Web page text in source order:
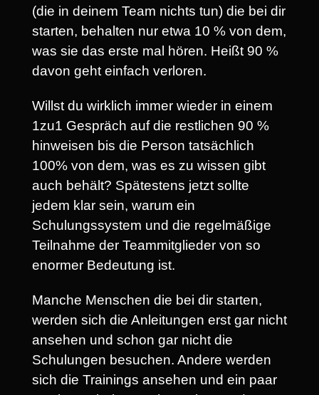
(die in deinem Team nichts tun) die bei dir
starten, behalten nur etwa 10 % von dem,
was sie das erste mal hören. Heißt 90 %
davon geht einfach verloren.
Willst du wirklich immer wieder in einem
1zu1 Gespräch auf die restlichen 90 %
hinweisen bis die Person tatsächlich
100% von dem, was es zu wissen gibt
auch behält? Spätestens jetzt sollte
jedem klar sein, warum ein
Schulungssystem und die regelmäßige
Teilnahme der Teammitglieder von so
enormer Bedeutung ist.
Manche Menschen die bei dir starten,
werden sich die Anleitungen erst gar nicht
ansehen und schon gar nicht die
Schulungen besuchen. Andere werden
sich die Trainings ansehen und ein paar